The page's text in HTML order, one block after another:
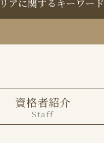
士費用
交渉
言われない
制退去
まで
アに関するキーワード
護士
弁護士
産トラブル 弁護士
産トラブル 弁護士
資格者紹介
Staff